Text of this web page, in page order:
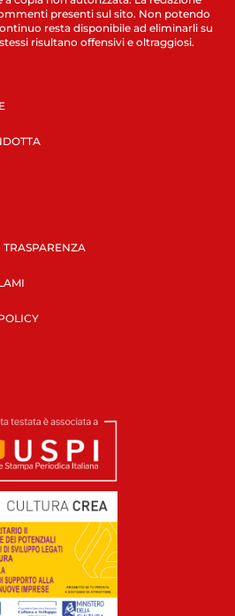
presenti sul sito. Non potendo
resta disponibile ad eliminarli su
risultano offensivi e oltraggiosi.